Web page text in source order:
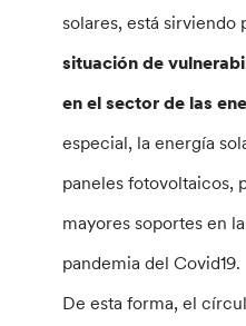
solares, está sirviendo
situación de
en el sector de las
especial, la energía
paneles fotovoltaicos,
mayores soportes en
pandemia del Covid19.
De esta forma, el